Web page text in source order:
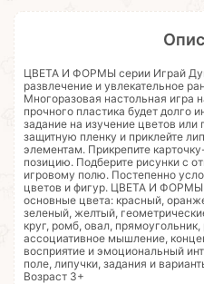
ЦВЕТА И ФОРМЫ серии Играй
развлечение и увлекательное
Многоразовая настольная игра
прочного пластика будет долго
задание на изучение цветов
защитную пленку и приклейте
элементам. Прикрепите
позицию. Подберите рисунки с
игровому полю. Постепенно
цветов и фигур. ЦВЕТА И ФОРМЫ
основные цвета: красный,
зеленый, желтый,
круг, ромб, овал,
ассоциативное мышление,
восприятие и эмоциональный
поле, липучки, задания и
Возраст 3+